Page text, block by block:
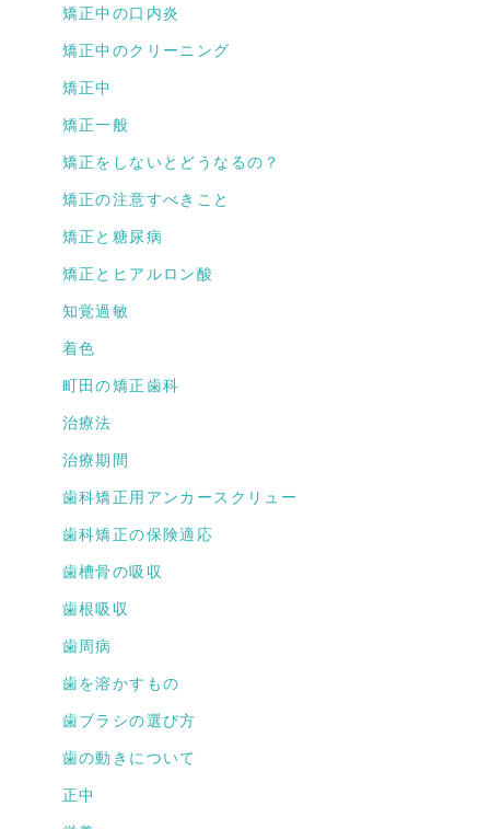
矯正中の口内炎
矯正中のクリーニング
矯正中
矯正一般
矯正をしないとどうなるの？
矯正の注意すべきこと
矯正と糖尿病
矯正とヒアルロン酸
知覚過敏
着色
町田の矯正歯科
治療法
治療期間
歯科矯正用アンカースクリュー
歯科矯正の保険適応
歯槽骨の吸収
歯根吸収
歯周病
歯を溶かすもの
歯ブラシの選び方
歯の動きについて
正中